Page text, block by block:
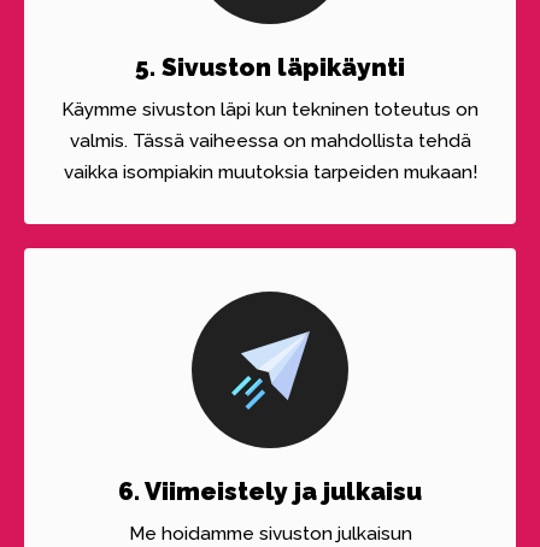
5. Sivuston läpikäynti
Käymme sivuston läpi kun tekninen toteutus on
valmis. Tässä vaiheessa on mahdollista tehdä
vaikka isompiakin muutoksia tarpeiden mukaan!
6. Viimeistely ja julkaisu
Me hoidamme sivuston julkaisun